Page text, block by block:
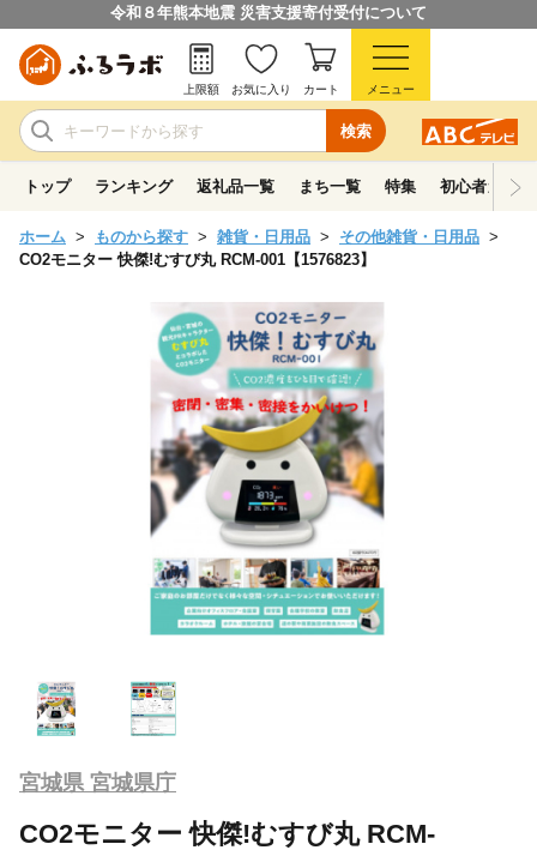
令和８年熊本地震 災害支援寄付受付について
検索
上限額 お気に入り カート メニュー
トップ ランキング 返礼品一覧 まち一覧 特集 初心者ガイド
ホーム ものから探す 雑貨・日用品
その他雑貨・日用品
CO2モニター 快傑!むすび丸 RCM-001【1576823】
宮城県 宮城県庁
CO2モニター 快傑!むすび丸 RCM-